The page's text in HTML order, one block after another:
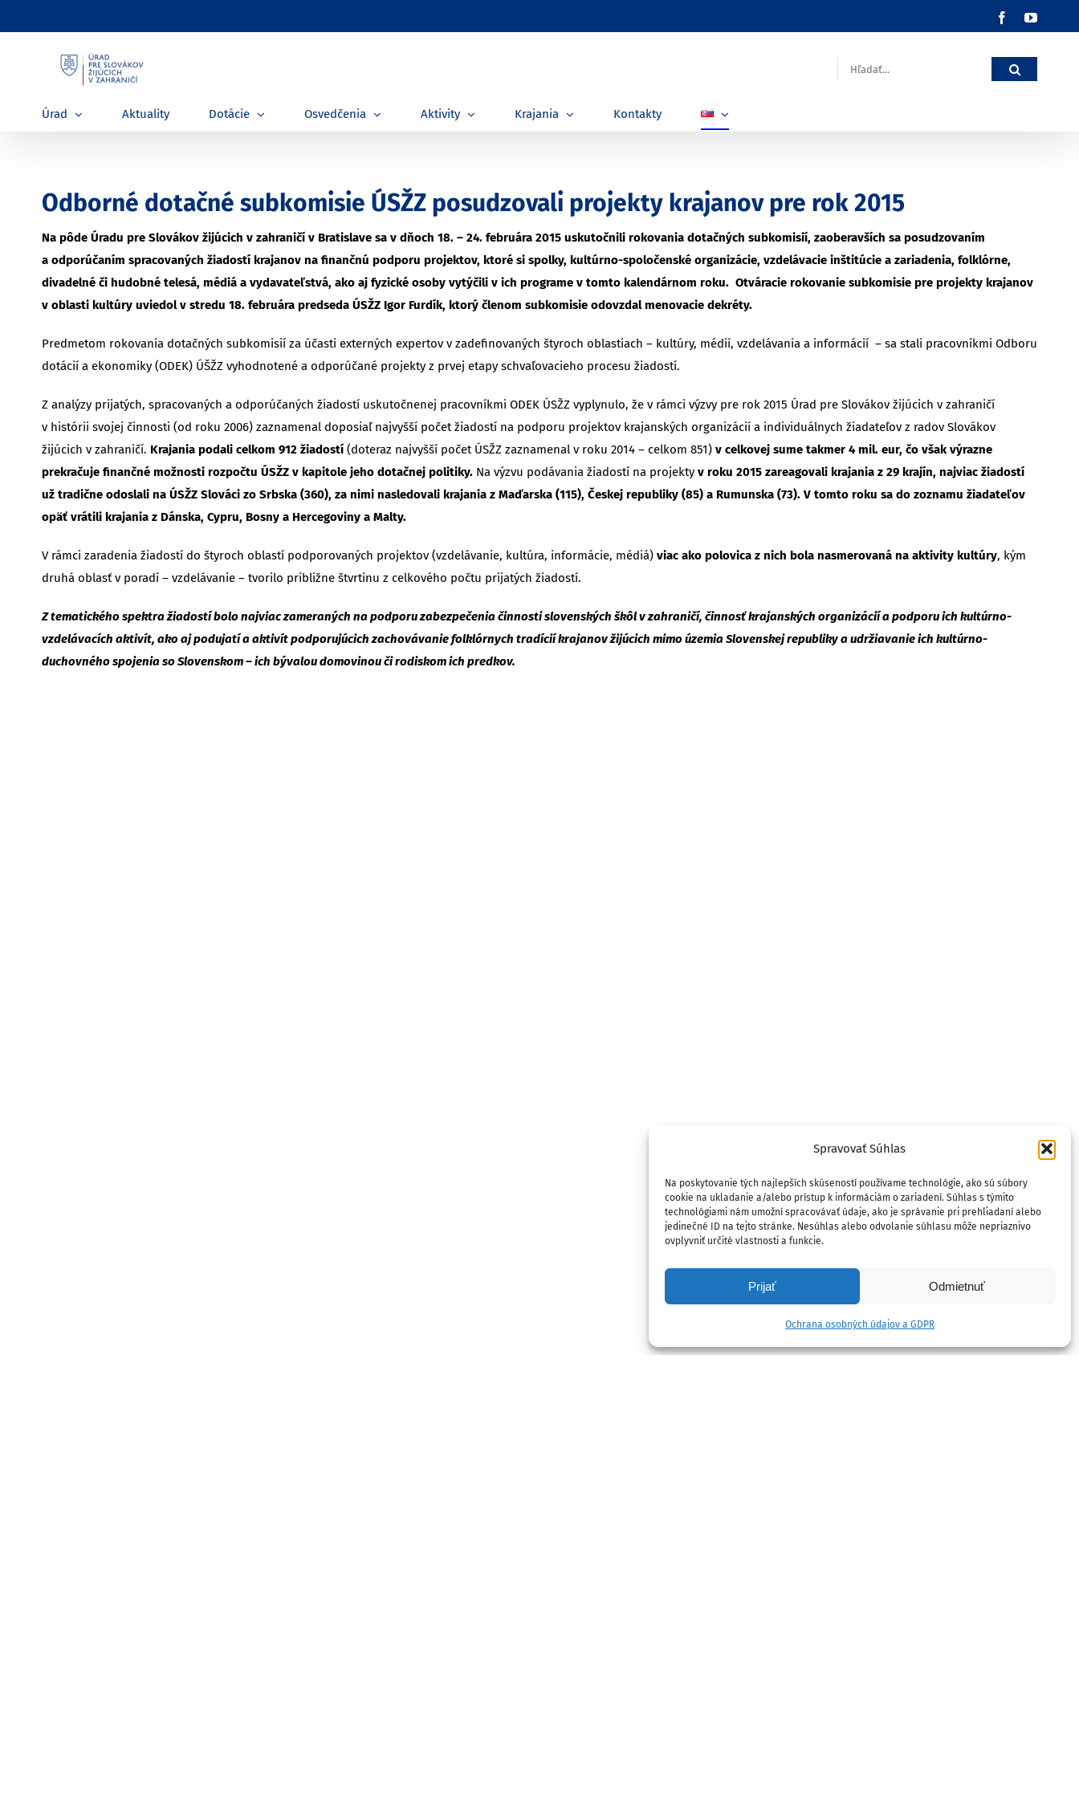
Spravovať Súhlas
Na poskytovanie tých najlepších skúseností používame technológie, ako sú súbory
cookie na ukladanie a/alebo prístup k informáciám o zariadení. Súhlas s týmito
technológiami nám umožní spracovávať údaje, ako je správanie pri prehliadaní alebo
jedinečné ID na tejto stránke. Nesúhlas alebo odvolanie súhlasu môže nepriaznivo
ovplyvniť určité vlastnosti a funkcie.
Prijať Odmietnuť
Ochrana osobných údajov a GDPR
to
Facebook
Hľadať:
Úrad Aktuality Dotácie Osvedčenia Aktivity Krajania Kontakty
Odborné dotačné subkomisie ÚSŽZ posudzovali projekty krajanov pre rok 2015
Na pôde Úradu pre Slovákov žijúcich v zahraničí v Bratislave sa v dňoch 18. – 24. februára 2015 uskutočnili rokovania dotačných subkomisií, zaoberavších sa posudzovaním
a odporúčaním spracovaných žiadostí krajanov na finančnú podporu projektov, ktoré si spolky, kultúrno-spoločenské organizácie, vzdelávacie inštitúcie a zariadenia, folklórne,
divadelné či hudobné telesá, médiá a vydavateľstvá, ako aj fyzické osoby vytýčili v ich programe v tomto kalendárnom roku. Otváracie rokovanie subkomisie pre projekty krajanov
v oblasti kultúry uviedol v stredu 18. februára predseda ÚSŽZ Igor Furdík, ktorý členom subkomisie odovzdal menovacie dekréty.
Predmetom rokovania dotačných subkomisií za účasti externých expertov v zadefinovaných štyroch oblastiach – kultúry, médií, vzdelávania a informácií – sa stali pracovníkmi Odboru
dotácií a ekonomiky (ODEK) ÚŠŽZ vyhodnotené a odporúčané projekty z prvej etapy schvaľovacieho procesu žiadostí.
Z analýzy prijatých, spracovaných a odporúčaných žiadostí uskutočnenej pracovníkmi ODEK ÚSŽZ vyplynulo, že v rámci výzvy pre rok 2015 Úrad pre Slovákov žijúcich v zahraničí
v histórii svojej činnosti (od roku 2006) zaznamenal doposiaľ najvyšší počet žiadostí na podporu projektov krajanských organizácií a individuálnych žiadateľov z radov Slovákov
žijúcich v zahraničí. Krajania podali celkom 912 žiadostí (doteraz najvyšší počet ÚSŽZ zaznamenal v roku 2014 – celkom 851) v celkovej sume takmer 4 mil. eur, čo však výrazne
prekračuje finančné možnosti rozpočtu ÚSŽZ v kapitole jeho dotačnej politiky. Na výzvu podávania žiadostí na projekty v roku 2015 zareagovali krajania z 29 krajín, najviac žiadostí
už tradične odoslali na ÚSŽZ Slováci zo Srbska (360), za nimi nasledovali krajania z Maďarska (115), Českej republiky (85) a Rumunska (73). V tomto roku sa do zoznamu žiadateľov
opäť vrátili krajania z Dánska, Cypru, Bosny a Hercegoviny a Malty.
V rámci zaradenia žiadostí do štyroch oblastí podporovaných projektov (vzdelávanie, kultúra, informácie, médiá) viac ako polovica z nich bola nasmerovaná na aktivity kultúry, kým
druhá oblasť v poradí – vzdelávanie – tvorilo približne štvrtinu z celkového počtu prijatých žiadostí.
Z tematického spektra žiadostí bolo najviac zameraných na podporu zabezpečenia činnosti slovenských škôl v zahraničí, činnosť krajanských organizácií a podporu ich kultúrno-
vzdelávacích aktivít, ako aj podujatí a aktivít podporujúcich zachovávanie folklórnych tradícií krajanov žijúcich mimo územia Slovenskej republiky a udržiavanie ich kultúrno-
duchovného spojenia so Slovenskom – ich bývalou domovinou či rodiskom ich predkov.